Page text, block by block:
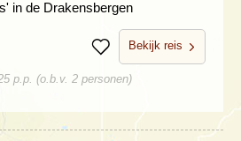
in de Drakensbergen
BewarenBekijk reis
p.p. (o.b.v. 2 personen)